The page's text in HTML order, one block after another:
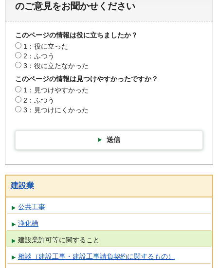
のご意見をお聞かせください
このページの情報は役に立ちましたか？
1：役に立った
2：ふつう
3：役に立たなかった
このページの情報は見つけやすかったですか？
1：見つけやすかった
2：ふつう
3：見つけにくかった
送信
建設業
公共工事
浄化槽
建設業許可等に関すること
相談（建設工事・建設工事請負契約に関するもの）